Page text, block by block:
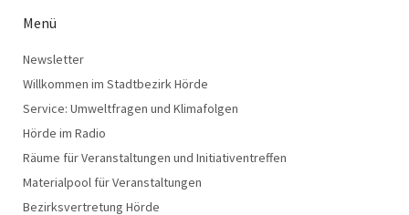
Menü
Newsletter
Willkommen im Stadtbezirk Hörde
Service: Umweltfragen und Klimafolgen
Hörde im Radio
Räume für Veranstaltungen und Initiativentreffen
Materialpool für Veranstaltungen
Bezirksvertretung Hörde